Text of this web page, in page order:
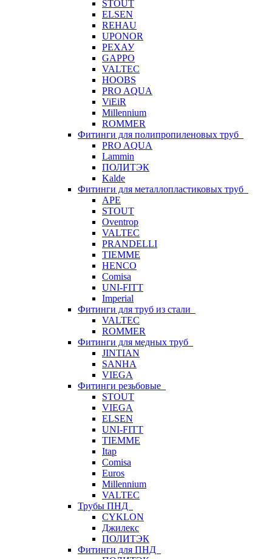
STOUT
ELSEN
REHAU
UPONOR
РЕХАУ
GAPPO
VALTEC
HOOBS
PRO AQUA
ViEiR
Millennium
ROMMER
Фитинги для полипропиленовых труб
PRO AQUA
Lammin
ПОЛИТЭК
Kalde
Фитинги для металлопластиковых труб
APE
STOUT
Oventrop
VALTEC
PRANDELLI
TIEMME
HENCO
Comisa
UNI-FITT
Imperial
Фитинги для труб из стали
VALTEC
ROMMER
Фитинги для медных труб
JINTIAN
SANHA
VIEGA
Фитинги резьбовые
STOUT
VIEGA
ELSEN
UNI-FITT
TIEMME
Itap
Comisa
Euros
Millennium
VALTEC
Трубы ПНД
CYKLON
Джилекс
ПОЛИТЭК
Фитинги для ПНД